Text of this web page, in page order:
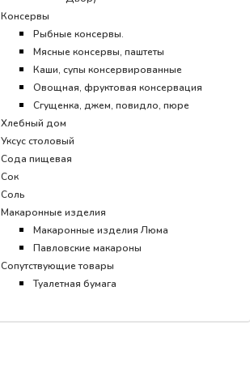
Консервы
Рыбные консервы.
Мясные консервы, паштеты
Каши, супы консервированные
Овощная, фруктовая консервация
Сгущенка, джем, повидло, пюре
Хлебный дом
Уксус столовый
Сода пищевая
Сок
Соль
Макаронные изделия
Макаронные изделия Люма
Павловские макароны
Сопутствующие товары
Туалетная бумага